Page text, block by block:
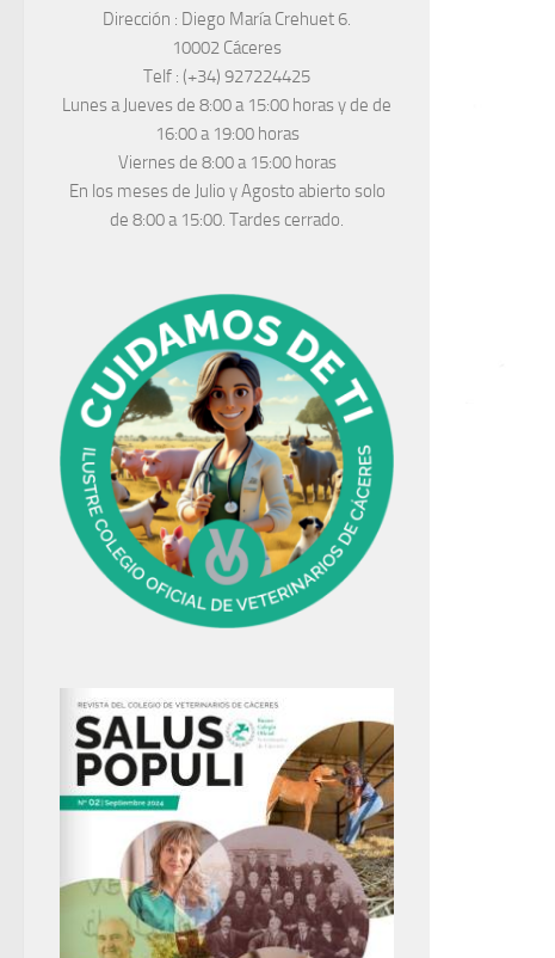
Dirección : Diego María Crehuet 6.
10002 Cáceres
Telf : (+34) 927224425
Lunes a Jueves de 8:00 a 15:00 horas y de de
16:00 a 19:00 horas
Viernes de 8:00 a 15:00 horas
En los meses de Julio y Agosto abierto solo
de 8:00 a 15:00. Tardes cerrado.